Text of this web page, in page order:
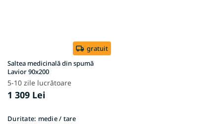
gratuit
Saltea medicinală din spumă
Lavior 90x200
5-10 zile lucrătoare
1 309 Lei
Duritate: medie / tare